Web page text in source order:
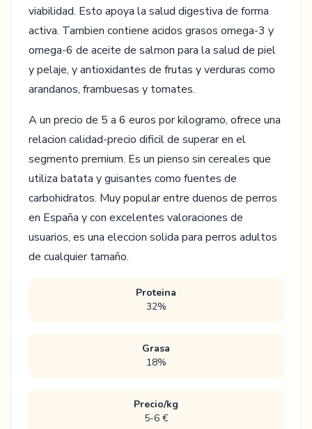
viabilidad. Esto apoya la salud digestiva de forma
activa. Tambien contiene acidos grasos omega-3 y
omega-6 de aceite de salmon para la salud de piel
y pelaje, y antioxidantes de frutas y verduras como
arandanos, frambuesas y tomates.
A un precio de 5 a 6 euros por kilogramo, ofrece una
relacion calidad-precio dificil de superar en el
segmento premium. Es un pienso sin cereales que
utiliza batata y guisantes como fuentes de
carbohidratos. Muy popular entre duenos de perros
en España y con excelentes valoraciones de
usuarios, es una eleccion solida para perros adultos
de cualquier tamaño.
Proteina
32%
Grasa
18%
Precio/kg
5-6 €